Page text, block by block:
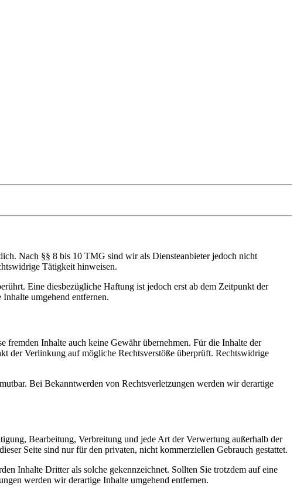
Nach §§ 8 bis 10 TMG sind wir als Diensteanbieter jedoch nicht
Tätigkeit hinweisen.
Eine diesbezügliche Haftung ist jedoch erst ab dem Zeitpunkt der
umgehend entfernen.
Inhalte auch keine Gewähr übernehmen. Für die Inhalte der
der Verlinkung auf mögliche Rechtsverstöße überprüft. Rechtswidrige
Bei Bekanntwerden von Rechtsverletzungen werden wir derartige
Bearbeitung, Verbreitung und jede Art der Verwertung außerhalb der
Seite sind nur für den privaten, nicht kommerziellen Gebrauch gestattet.
Inhalte Dritter als solche gekennzeichnet. Sollten Sie trotzdem auf eine
werden wir derartige Inhalte umgehend entfernen.